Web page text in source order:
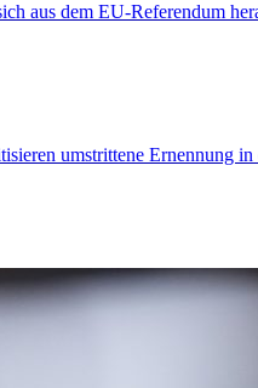
aus dem EU-Referendum
umstrittene Ernennung